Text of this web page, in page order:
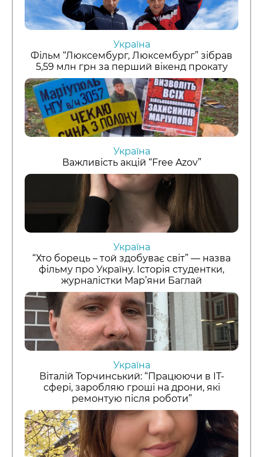
Україна
Фільм “Люксембург, Люксембург” зібрав
5,59 млн грн за перший вікенд прокату
Україна
Важливість акцій “Free Azov”
Україна
“Хто борець – той здобуває світ” — назва
фільму про Україну. Історія студентки,
журналістки Мар’яни Баглай
Україна
Віталій Торчинський: “Працюючи в ІТ-
сфері, заробляю гроші на дрони, які
ремонтую після роботи”